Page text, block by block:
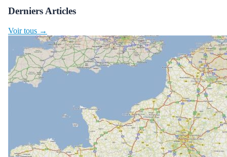
Derniers Articles
Voir tous →